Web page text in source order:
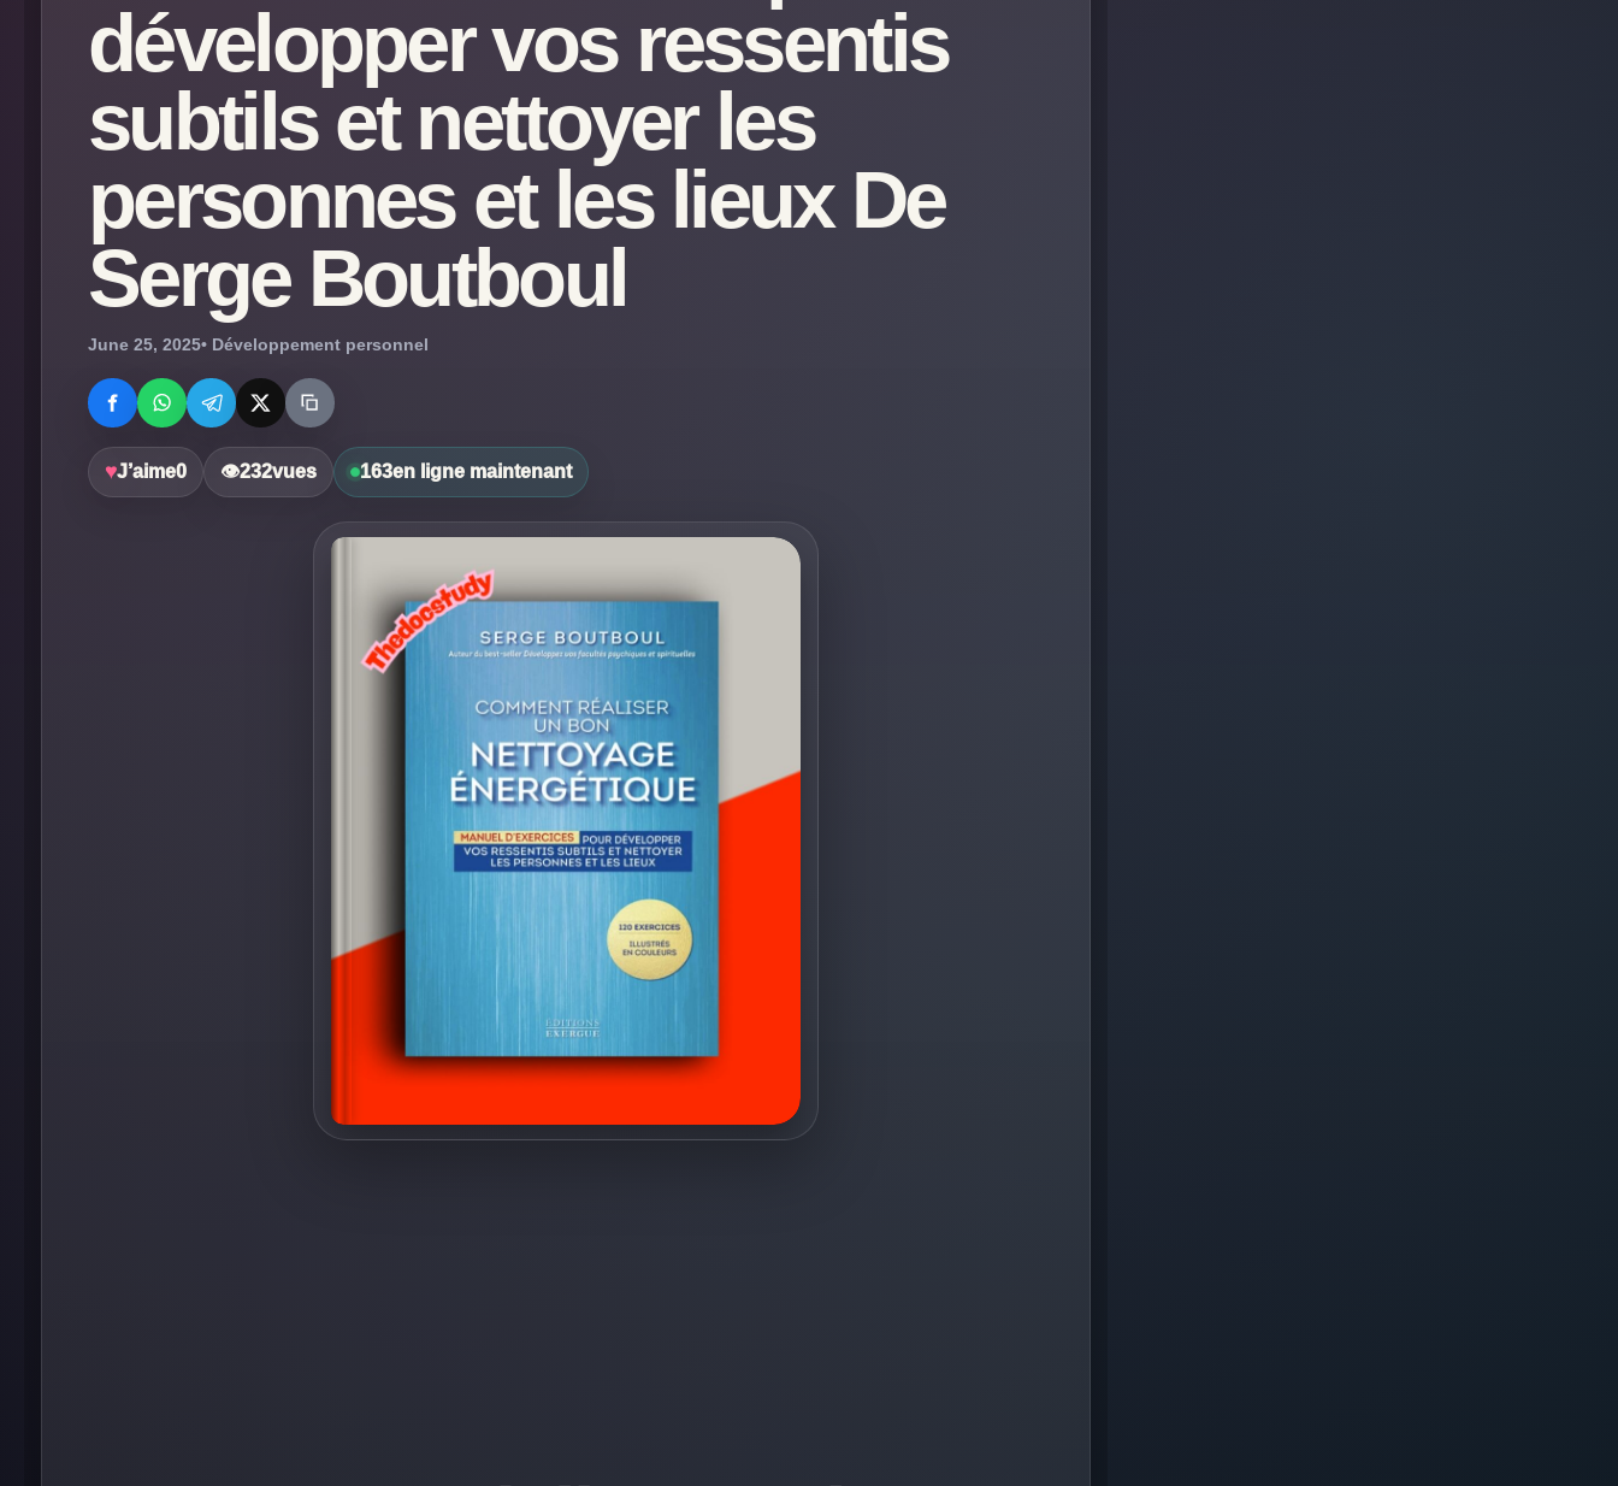
développer vos ressentis
subtils et nettoyer les
personnes et les lieux De
Serge Boutboul
June 25, 2025• Développement personnel
♥J’aime0 👁232vues 163en ligne maintenant